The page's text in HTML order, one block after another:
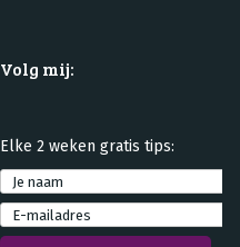
Volg mij:
Elke 2 weken gratis tips: